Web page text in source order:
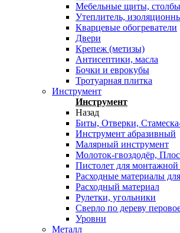
Мебельные щиты,
Утеплитель,
Кварцевые обогреватели
Двери
Крепеж (метизы)
Антисептики, масла
Бочки и еврокубы
Тротуарная плитка
Инструмент
Инструмент
Назад
Биты, Отверки,
Инструмент абразивный
Малярный инструмент
Молоток-гвоздодёр,
Пистолет для
Расходные материалы
Расходный материал
Рулетки, угольники
Сверло по дереву
Уровни
Металл